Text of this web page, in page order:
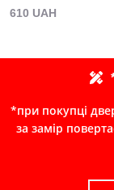
610 UAH
*при покупці
за замір